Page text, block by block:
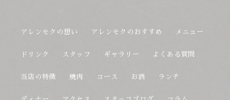
アレンモクの想い アレンモクのおすすめ メニュー
ドリンク スタッフ ギャラリー よくある質問
当店の特徴 焼肉 コース お酒 ランチ